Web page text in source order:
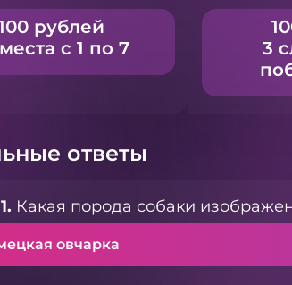
рублей
с 1 по 7
3
ответы
Какая порода собаки
овчарка